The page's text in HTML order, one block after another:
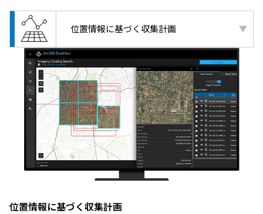
位置情報に基づく収集計画
位置情報に基づく収集計画